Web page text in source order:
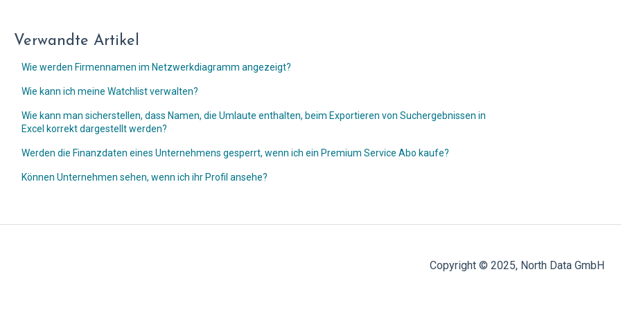
Verwandte Artikel
Wie werden Firmennamen im Netzwerkdiagramm angezeigt?
Wie kann ich meine Watchlist verwalten?
Wie kann man sicherstellen, dass Namen, die Umlaute enthalten, beim Exportieren von Suchergebnissen in
Excel korrekt dargestellt werden?
Werden die Finanzdaten eines Unternehmens gesperrt, wenn ich ein Premium Service Abo kaufe?
Können Unternehmen sehen, wenn ich ihr Profil ansehe?
Copyright © 2025, North Data GmbH